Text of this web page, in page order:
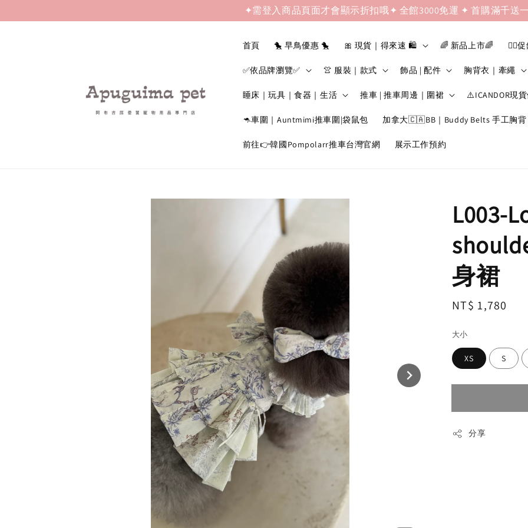
✦需登入商品頁面才會顯示折扣哦✦ 全館3000免運 ✦ 首購滿千送
首頁 🐤 早鳥優惠 🐤 🎀 現貨｜得來速 🛍️ 🌈 新品上市🌈 ❤️‍🔥
✅依品牌瀏覽✅ 👚 服裝｜款式 飾品 | 配件 胸背衣｜牽繩
睡床｜玩具｜食器｜生活 推車 | 推車周邊｜圍裙 ⚠️ICANDOR現
🦘車圍｜Auntmimi推車圍|袋鼠包 加拿大🇨🇦BB｜Buddy Belts 手工胸背
前往👉韓國Pompolarr推車台灣官網 展示工作預約
L003-
身裙
Regular
NT$ 1,780
大小
XS S
分享